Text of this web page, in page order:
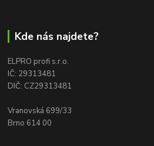
Kde nás najdete?
ELPRO profi s.r.o.
IČ: 29313481
DIČ: CZ29313481
Vranovská 699/33
Brno 614 00